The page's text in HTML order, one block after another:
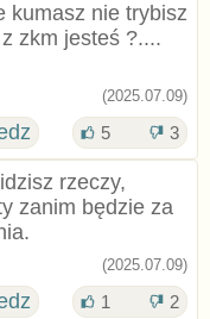
kumasz nie trybisz
zkm jesteś ?....
(2025.07.09)
5 3
rzeczy,
zanim będzie za
(2025.07.09)
1 2